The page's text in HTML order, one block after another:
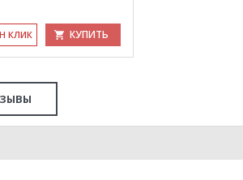
КЛИК КУПИТЬ